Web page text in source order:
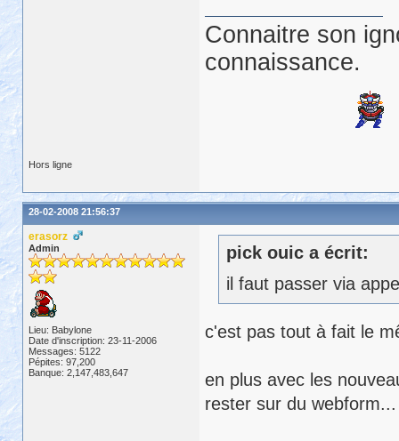
Connaitre son
connaissance.
Hors ligne
28-02-2008 21:56:37
erasorz
Admin
Lieu: Babylone
Date d'inscription: 23-11-2006
Messages: 5122
Pépites: 97,200
Banque: 2,147,483,647
pick ouic a écrit:
il faut passer via
c'est pas tout à fait le
en plus avec les
rester sur du webform...